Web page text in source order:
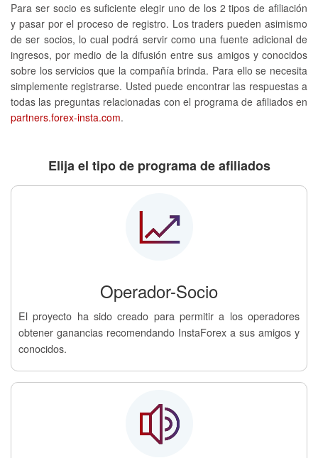
Para ser socio es suficiente elegir uno de los 2 tipos de afiliación
y pasar por el proceso de registro. Los traders pueden asimismo
de ser socios, lo cual podrá servir como una fuente adicional de
ingresos, por medio de la difusión entre sus amigos y conocidos
sobre los servicios que la compañía brinda. Para ello se necesita
simplemente registrarse. Usted puede encontrar las respuestas a
todas las preguntas relacionadas con el programa de afiliados en
partners.forex-insta.com.
Elija el tipo de programa de afiliados
Operador-Socio
El proyecto ha sido creado para permitir a los operadores
obtener ganancias recomendando InstaForex a sus amigos y
conocidos.